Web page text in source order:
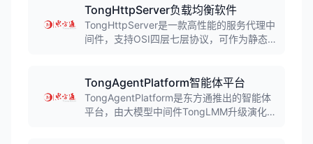
式架构、高安全性、高效性等多重优势。
TongHttpServer负载均衡软件
TongHttpServer是一款高性能的服务代理中
间件，支持OSI四层七层协议，可作为静态
均衡算法，满足企业构建高可用、高扩展
性、高性能的应用服务集群需求。
TongAgentPlatform智能体平台
TongAgentPlatform是东方通推出的智能体
平台，由大模型中间件TongLMM升级演化而